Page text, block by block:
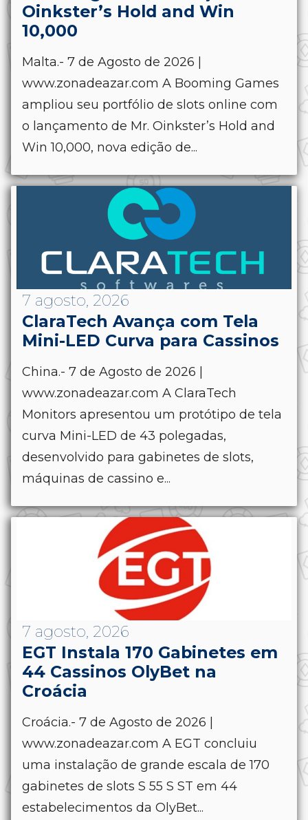
Oinkster’s Hold and Win
10,000
Malta.- 7 de Agosto de 2026 |
www.zonadeazar.com A Booming Games
ampliou seu portfólio de slots online com
o lançamento de Mr. Oinkster’s Hold and
Win 10,000, nova edição de...
7 agosto, 2026
ClaraTech Avança com Tela
Mini-LED Curva para Cassinos
China.- 7 de Agosto de 2026 |
www.zonadeazar.com A ClaraTech
Monitors apresentou um protótipo de tela
curva Mini-LED de 43 polegadas,
desenvolvido para gabinetes de slots,
máquinas de cassino e...
7 agosto, 2026
EGT Instala 170 Gabinetes em
44 Cassinos OlyBet na
Croácia
Croácia.- 7 de Agosto de 2026 |
www.zonadeazar.com A EGT concluiu
uma instalação de grande escala de 170
gabinetes de slots S 55 S ST em 44
estabelecimentos da OlyBet...